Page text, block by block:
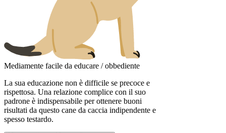
Mediamente facile da educare / obbediente
La sua educazione non è difficile se precoce e
rispettosa. Una relazione complice con il suo
padrone è indispensabile per ottenere buoni
risultati da questo cane da caccia indipendente e
spesso testardo.